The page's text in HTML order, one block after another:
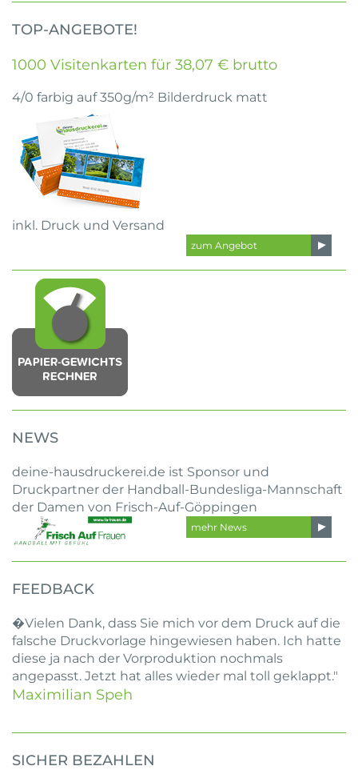
TOP-ANGEBOTE!
1000 Visitenkarten für 38,07 € brutto
4/0 farbig auf 350g/m² Bilderdruck matt
inkl. Druck und Versand
zum Angebot
NEWS
deine-hausdruckerei.de ist Sponsor und
Druckpartner der Handball-Bundesliga-Mannschaft
der Damen von Frisch-Auf-Göppingen
mehr News
FEEDBACK
�Vielen Dank, dass Sie mich vor dem Druck auf die
falsche Druckvorlage hingewiesen haben. Ich hatte
diese ja nach der Vorproduktion nochmals
angepasst. Jetzt hat alles wieder mal toll geklappt."
Maximilian Speh
SICHER BEZAHLEN